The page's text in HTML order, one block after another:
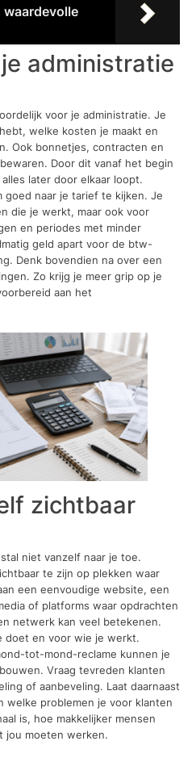
administratie
voor je administratie. Je
welke kosten je maakt en
Ook bonnetjes, contracten en
Door dit vanaf het begin
later door elkaar loopt.
goed naar je tarief te kijken. Je
die je werkt, maar ook voor
en periodes met minder
geld apart voor de btw-
Denk bovendien na over een
Zo krijg je meer grip op je
aan het
zichtbaar
niet vanzelf naar je toe.
te zijn op plekken waar
een eenvoudige website, een
of platforms waar opdrachten
netwerk kan veel betekenen.
doet en voor wie je werkt.
tot-mond-reclame kunnen je
Vraag tevreden klanten
of aanbeveling. Laat daarnaast
welke problemen je voor klanten
is, hoe makkelijker mensen
jou moeten werken.